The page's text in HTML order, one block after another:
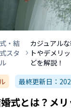
・結
スタ
カジュアル
トやデメリ
どを解説！
最終更新日：
式とは？メ